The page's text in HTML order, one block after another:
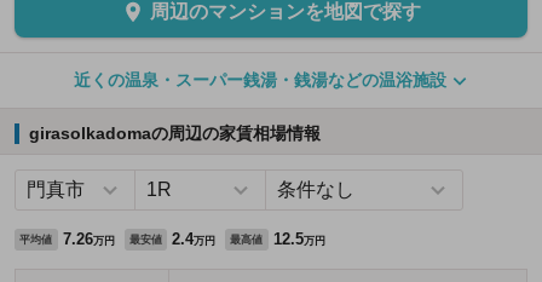
周辺のマンションを地図で探す
近くの温泉・スーパー銭湯・銭湯などの温浴施設
girasolkadomaの周辺の家賃相場情報
平均値 7.26万円 最安値 2.4万円 最高値 12.5万円